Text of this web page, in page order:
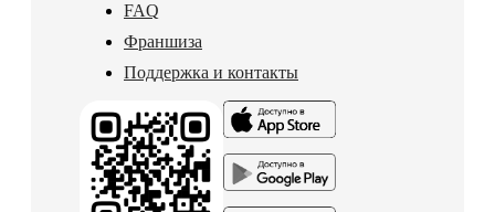
FAQ
Франшиза
Поддержка и контакты